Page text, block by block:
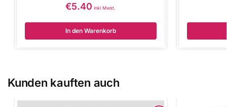
€5.40 inkl Mwst.
In den Warenkorb
Kunden kauften auch